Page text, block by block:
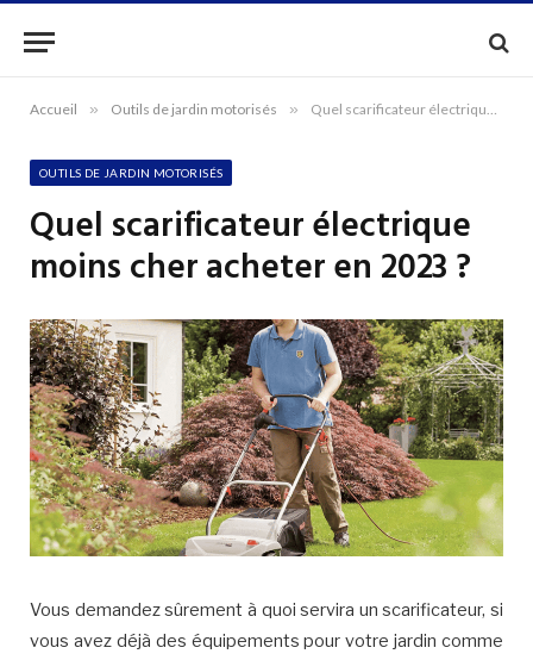
Accueil » Outils de jardin motorisés » Quel scarificateur électrique moins cher acheter en 2023 ?
OUTILS DE JARDIN MOTORISÉS
Quel scarificateur électrique
moins cher acheter en 2023 ?
Vous demandez sûrement à quoi servira un scarificateur, si
vous avez déjà des équipements pour votre jardin comme